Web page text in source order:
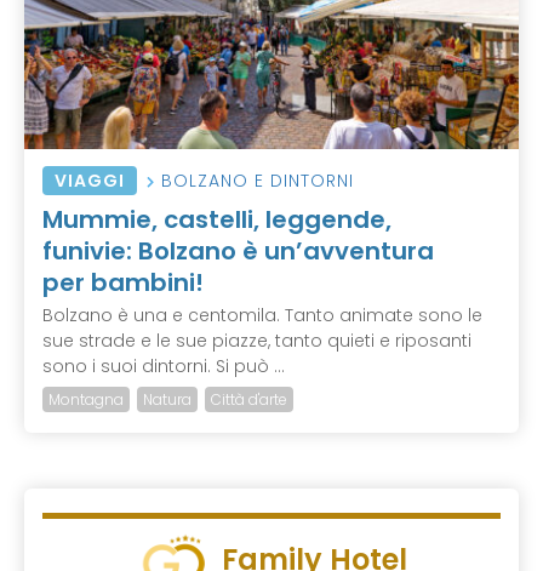
VIAGGI BOLZANO E DINTORNI
Mummie, castelli, leggende,
funivie: Bolzano è un’avventura
per bambini!
Bolzano è una e centomila. Tanto animate sono le
sue strade e le sue piazze, tanto quieti e riposanti
sono i suoi dintorni. Si può ...
Montagna Natura Città d'arte
Family Hotel